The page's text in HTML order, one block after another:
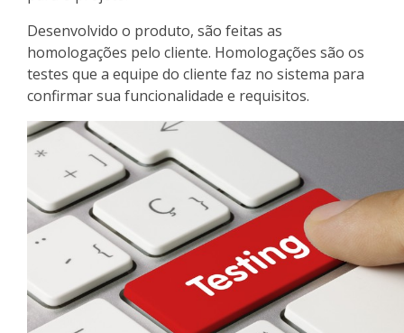
Desenvolvido o produto, são feitas as
homologações pelo cliente. Homologações são os
testes que a equipe do cliente faz no sistema para
confirmar sua funcionalidade e requisitos.